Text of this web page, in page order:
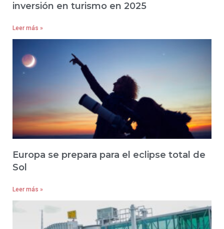
inversión en turismo en 2025
Leer más »
Europa se prepara para el eclipse total de
Sol
Leer más »